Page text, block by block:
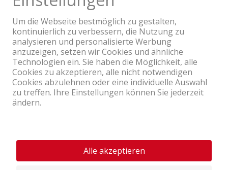
Ein Unternehmen der Coop Gruppe